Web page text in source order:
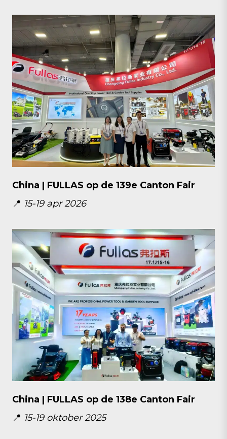
China | FULLAS op de 139e Canton Fair
📍 15-19 apr 2026
China | FULLAS op de 138e Canton Fair
📍 15-19 oktober 2025